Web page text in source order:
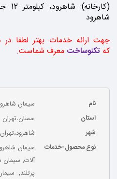
شاهرود
جهت ارائه خدمات بهتر لطفا در
که تکنوساخت معرف شماست.
نام
سیمان
استان
سمنان،تهران
شهر
شاهرود،تهران
نوع محصول-خدمات
سیمان
آلات,
پرتلند,